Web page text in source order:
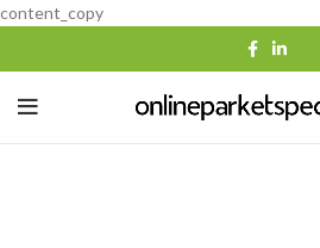
content_copy